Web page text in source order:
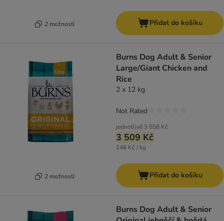
2 možností Přidat do košíku
2 možností
Burns Dog Adult & Senior
Large/Giant Chicken and
Rice
2 x 12 kg
jednotlivě 3 558 Kč
3 509 Kč
146 Kč / kg
Not Rated
Přidat do košíku
Burns Dog Adult & Senior